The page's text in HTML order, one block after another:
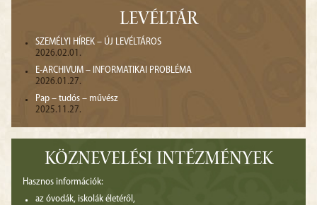
LEVÉLTÁR
SZEMÉLYI HÍREK – ÚJ LEVÉLTÁROS
2026.02.01.
E-ARCHIVUM – INFORMATIKAI PROBLÉMA
2026.01.27.
Pap – tudós – művész
2025.11.27.
KÖZNEVELÉSI INTÉZMÉNYEK
Hasznos információk:
az óvodák, iskolák életéről,